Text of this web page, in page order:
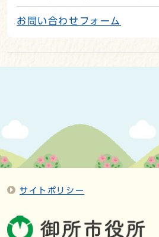
お問い合わせフォーム
サイトポリシー